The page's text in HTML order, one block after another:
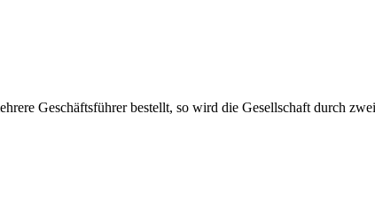
Geschäftsführer bestellt, so wird die Gesellschaft durch